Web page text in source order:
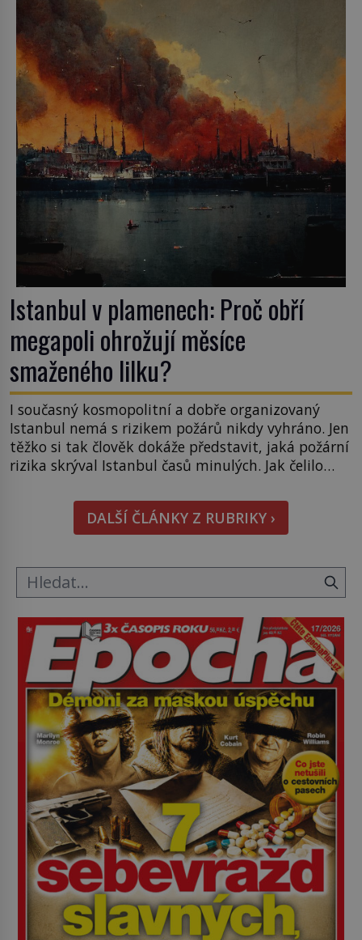
vámi. Říká se jim bioindikátory […]
Istanbul v plamenech: Proč obří
megapoli ohrožují měsíce
smaženého lilku?
I současný kosmopolitní a dobře organizovaný
Istanbul nemá s rizikem požárů nikdy vyhráno. Jen
těžko si tak člověk dokáže představit, jaká požární
rizika skrýval Istanbul časů minulých. Jak čelilo
proč jsou zde stále tolik obávány měsíce
smaženého lilku? První hasičský sbor se
v Istanbulu objevuje v roce 1714 a […]
DALŠÍ ČLÁNKY Z RUBRIKY ›